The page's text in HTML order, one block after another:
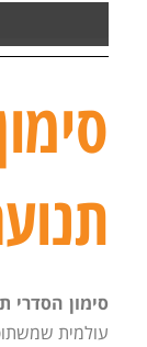
סימון הסדרי
עולמית